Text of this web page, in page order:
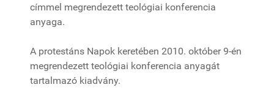
címmel megrendezett teológiai konferencia
anyaga.
A protestáns Napok keretében 2010. október 9-én
megrendezett teológiai konferencia anyagát
tartalmazó kiadvány.